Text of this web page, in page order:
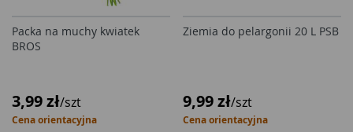
Packa na muchy kwiatek
BROS
3,99 zł/szt
Cena orientacyjna
Ziemia do pelargonii 20 L PSB
9,99 zł/szt
Cena orientacyjna